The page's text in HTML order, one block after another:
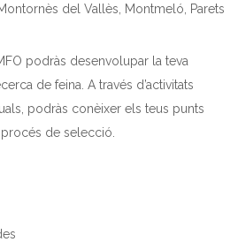
del Vallès, Montmeló, Parets
podràs desenvolupar la teva
de feina. A través d’activitats
podràs conèixer els teus punts
de selecció.